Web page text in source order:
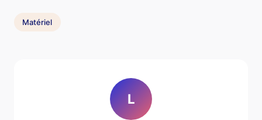
Matériel
L